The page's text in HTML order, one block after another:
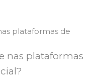
nas plataformas